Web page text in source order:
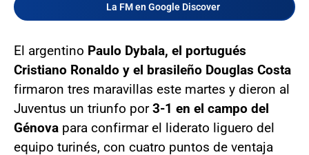
La FM en Google Discover
El argentino Paulo Dybala, el portugués
Cristiano Ronaldo y el brasileño Douglas Costa
firmaron tres maravillas este martes y dieron al
Juventus un triunfo por3-1 en el campo del
Génova para confirmar el liderato liguero del
equipo turinés, con cuatro puntos de ventaja